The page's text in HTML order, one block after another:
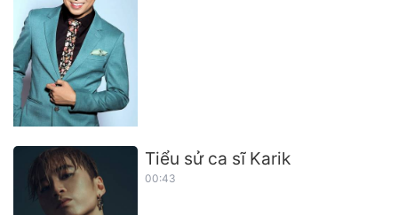
Tiểu sử ca sĩ Karik
00:43